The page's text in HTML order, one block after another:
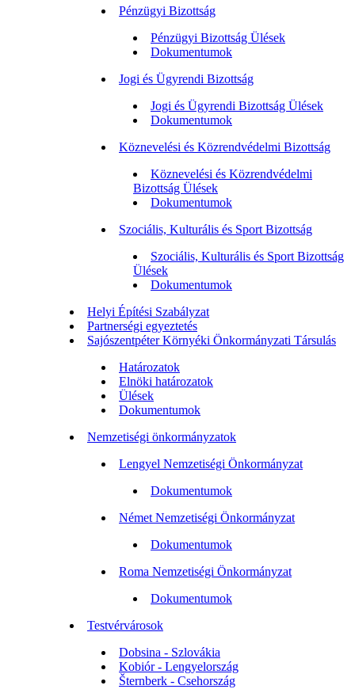
Pénzügyi Bizottság
Pénzügyi Bizottság Ülések
Dokumentumok
Jogi és Ügyrendi Bizottság
Jogi és Ügyrendi Bizottság Ülések
Dokumentumok
Köznevelési és Közrendvédelmi Bizottság
Köznevelési és Közrendvédelmi
Bizottság Ülések
Dokumentumok
Szociális, Kulturális és Sport Bizottság
Szociális, Kulturális és Sport Bizottság
Ülések
Dokumentumok
Helyi Építési Szabályzat
Partnerségi egyeztetés
Sajószentpéter Környéki Önkormányzati Társulás
Határozatok
Elnöki határozatok
Ülések
Dokumentumok
Nemzetiségi önkormányzatok
Lengyel Nemzetiségi Önkormányzat
Dokumentumok
Német Nemzetiségi Önkormányzat
Dokumentumok
Roma Nemzetiségi Önkormányzat
Dokumentumok
Testvérvárosok
Dobsina - Szlovákia
Kobiór - Lengyelország
Šternberk - Csehország